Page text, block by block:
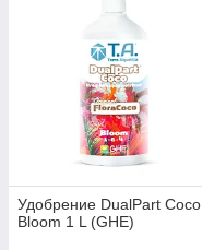
Удобрение DualPart Coco
Bloom 1 L (GHE)